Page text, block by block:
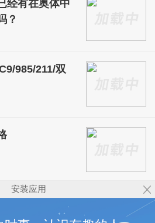
经有在奥体中
？
985/211/双
安装应用